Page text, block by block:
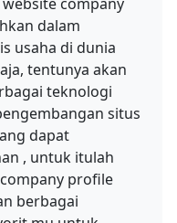
dalam
usaha di dunia
tentunya akan
teknologi
situs
dapat
, untuk itulah
profile
berbagai